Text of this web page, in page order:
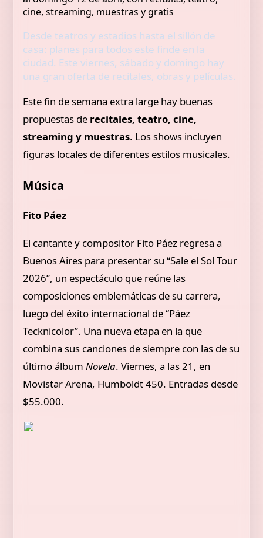
Desde teatros y estadios hasta el sillón de
casa: planes para todos este finde en la
ciudad. Este viernes, sábado y domingo hay
una gran oferta de recitales, obras y películas.
Este fin de semana extra large hay buenas
propuestas de recitales, teatro, cine,
streaming y muestras. Los shows incluyen
figuras locales de diferentes estilos musicales.
Música
Fito Páez
El cantante y compositor Fito Páez regresa a
Buenos Aires para presentar su “Sale el Sol Tour
2026”, un espectáculo que reúne las
composiciones emblemáticas de su carrera,
luego del éxito internacional de “Páez
Tecknicolor”. Una nueva etapa en la que
combina sus canciones de siempre con las de su
último álbumNovela. Viernes, a las 21, en
Movistar Arena, Humboldt 450. Entradas desde
$55.000.